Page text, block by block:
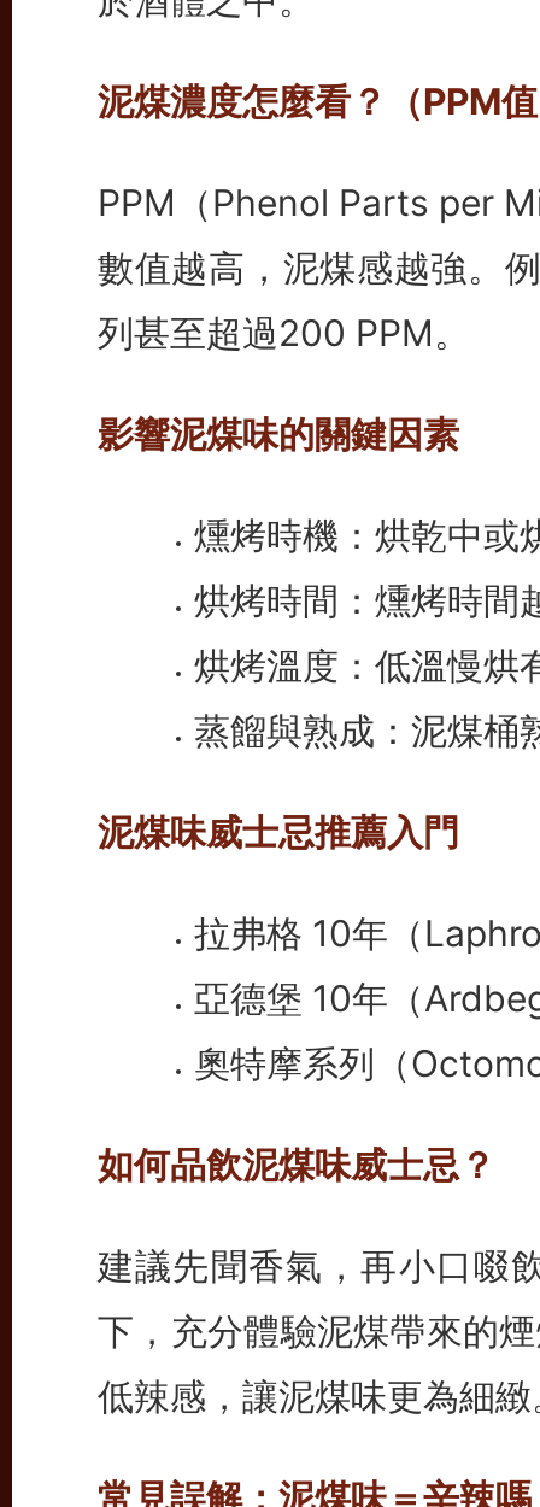
泥煤濃度怎麼看？（PPM
PPM（Phenol Parts per
數值越高，泥煤感越強。
列甚至超過200 PPM。
影響泥煤味的關鍵因素
燻烤時機：烘乾中或
烘烤時間：燻烤時間
烘烤溫度：低溫慢烘
蒸餾與熟成：泥煤桶
泥煤味威士忌推薦入門
拉弗格 10年（
亞德堡 10年（
奧特摩系列（
如何品飲泥煤味威士忌？
建議先聞香氣，再小口啜
下，充分體驗泥煤帶來的
低辣感，讓泥煤味更為細緻
常見誤解：泥煤味＝辛辣